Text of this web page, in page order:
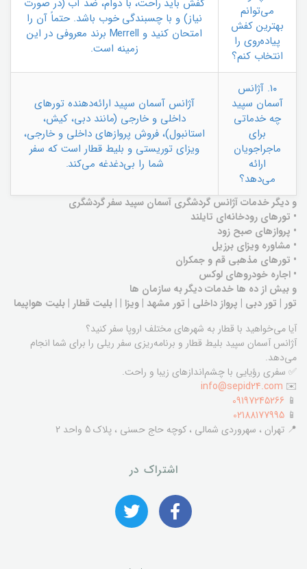
می‌توانم
بهترین کفش
پیاده‌روی را
انتخاب کنم؟
کفش باید راحت، با دوام، ضد آب (در صورت
نیاز) و با چسبندگی خوب باشد. حتماً آن را
امتحان کنید و Merrell برند معروفی در این
زمینه است.
۱۰. آژانس
آسمان سپید
چه خدماتی
برای
ماجراجویان
ارائه
می‌دهد؟
آژانس آسمان سپید ارائه‌دهنده تورهای
داخلی و خارجی (مانند دبی، کیش،
استانبول)، فروش پروازهای داخلی و خارجی،
ویزای توریستی و بلیط قطار است که سفر
شما را بی‌دغدغه می‌کند.
و دیگر خدمات آژانس گردشگری آسمان سپید سفر گردشگری
• تورهای رودخانه‌ای تایلند
• پروازهای صبح زود
• مشاوره ویزای برزیل
• تورهای مذهبی قم و جمکران
• اجاره خودروهای لوکس
و بیش از ده ها خدمات دیگر به سازمان ها
تور | تور دبی | پرواز داخلی | تور مشهد | ویزا | | بلیت قطار | بلیت هواپیما
آیا می‌خواهید با قطار به شهرهای مختلف اروپا سفر کنید؟
آژانس آسمان سپید بلیط قطار و برنامه‌ریزی سفر ریلی را برای شما انجام
می‌دهد.
✅ سفری رؤیایی با چشم‌اندازهای زیبا و راحت.
✉️
info@sepid24.com
📱
09197245266
📱
02188177995
📍 تهران ، سهروردی شمالی ، کوچه حاج حسنی ، پلاک 5 واحد 2
اشتراک در